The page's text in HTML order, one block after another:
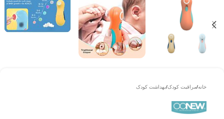
خانه/مراقبت کودک/بهداشت کودک